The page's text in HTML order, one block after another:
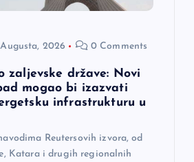
2026 0 Comments
zaljevske države: Novi
mogao bi izazvati
infrastrukturu u
Reutersovih izvora, od
Katara i drugih regionalnih